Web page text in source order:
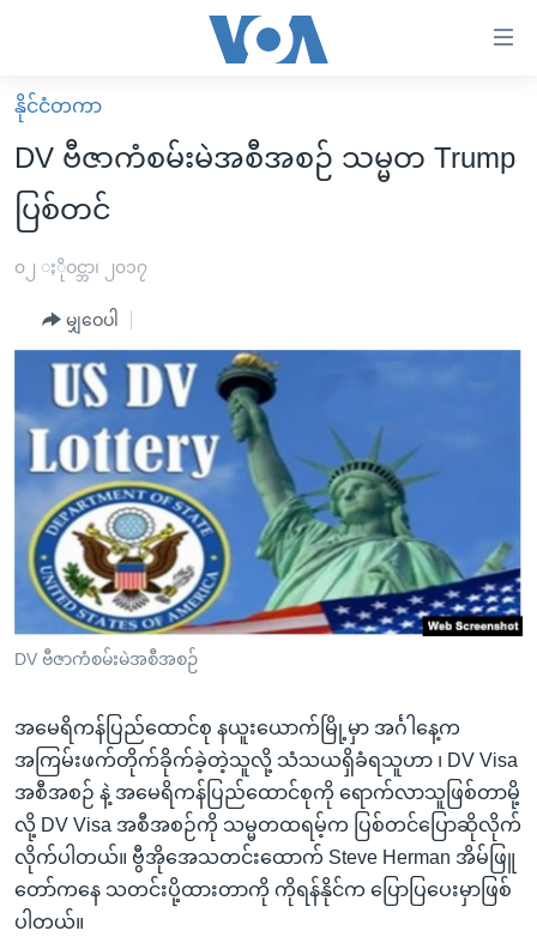
လွယ်ကူ
စေ
သည့်
Link
များ
အကြောင်းအရာ
ကျော်
ညွန်း
စာမျက်နှာ
သို့
ရန်
ရှာဖွေ
ရန်
နေရာ
သို့
ကျော်
ရန်
မူလစာမျက်နှာ
မြန်မာ
ကမ္ဘာ့သတင်းများ
နိုင်ငံတကာ
အစ္စရေး-ပါလက်စတိုင်း
ဗွီဒီယို
ရပ်ဝန်းတခု လမ်းတခု အလွန်
အင်္ဂလိပ်စာလေ့လာမယ်
အမေရိကန်သုံးအီဒီယံ
မကြေးမုံရဲ့ အင်္ဂလိပ်စာ
ရုပ်ရှင်ထဲက အင်္ဂလိပ်စာ
သုတပဒေသာ အင်္ဂလိပ်စာ
အပတ်စဉ်ကဏ္ဍများ
ရေဒီယို
တီဗွီ
ရေဒီယိုနှင့်ရုပ်သံ အချက်အလက်များ
ရေဒီယို/တီဗွီအစီအစဉ်
Learning English
ဘာသာစကားများ
နိုင်ငံတကာ
DV ဗီဇာကံစမ်းမဲအစီအစဉ် သမ္မတ Trump
ပြစ်တင်
၀၂ ႏိုဝင္ဘာ၊ ၂၀၁၇
မျှဝေပါ
DV ဗီဇာကံစမ်းမဲအစီအစဉ်
အမေရိကန်ပြည်ထောင်စု နယူးယောက်မြို့မှာ အင်္ဂါနေ့က
အကြမ်းဖက်တိုက်ခိုက်ခဲ့တဲ့သူလို့ သံသယရှိခံရသူဟာ ၊ DV Visa
အစီအစဉ် နဲ့ အမေရိကန်ပြည်ထောင်စုကို ရောက်လာသူဖြစ်တာမို့
လို့ DV Visa အစီအစဉ်ကို သမ္မတထရမ့်က ပြစ်တင်ပြောဆိုလိုက်
လိုက်ပါတယ်။ ဗွီအိုအေသတင်းထောက် Steve Herman အိမ်ဖြူ
တော်ကနေ သတင်းပို့ထားတာကို ကိုရန်နိုင်က ပြောပြပေးမှာဖြစ်
ပါတယ်။